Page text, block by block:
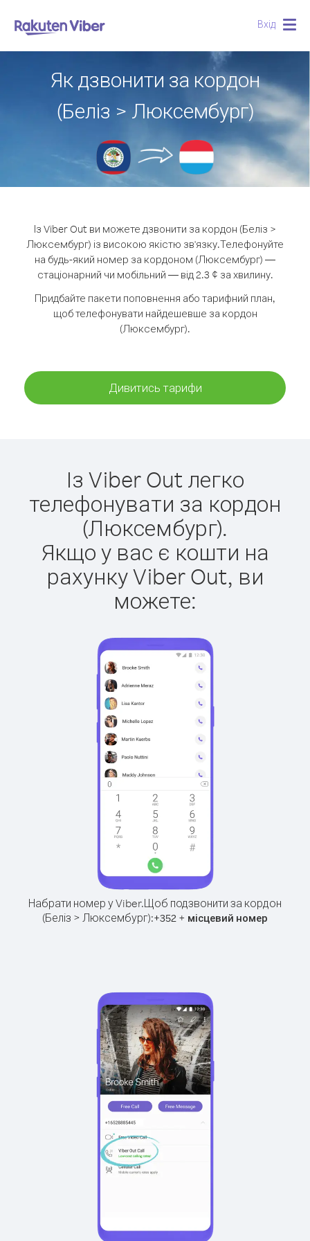
Вхід
Як дзвонити за кордон
(Беліз > Люксембург)
Із Viber Out ви можете дзвонити за кордон (Беліз >
Люксембург) із високою якістю зв'язку.Телефонуйте
на будь-який номер за кордоном (Люксембург) —
стаціонарний чи мобільний — від 2.3 ¢ за хвилину.
Придбайте пакети поповнення або тарифний план,
щоб телефонувати найдешевше за кордон
(Люксембург).
Дивитись тарифи
Із Viber Out легко
телефонувати за кордон
(Люксембург).
Якщо у вас є кошти на
рахунку Viber Out, ви
можете:
Набрати номер у Viber.Щоб подзвонити за кордон
(Беліз > Люксембург):+352 + місцевий номер